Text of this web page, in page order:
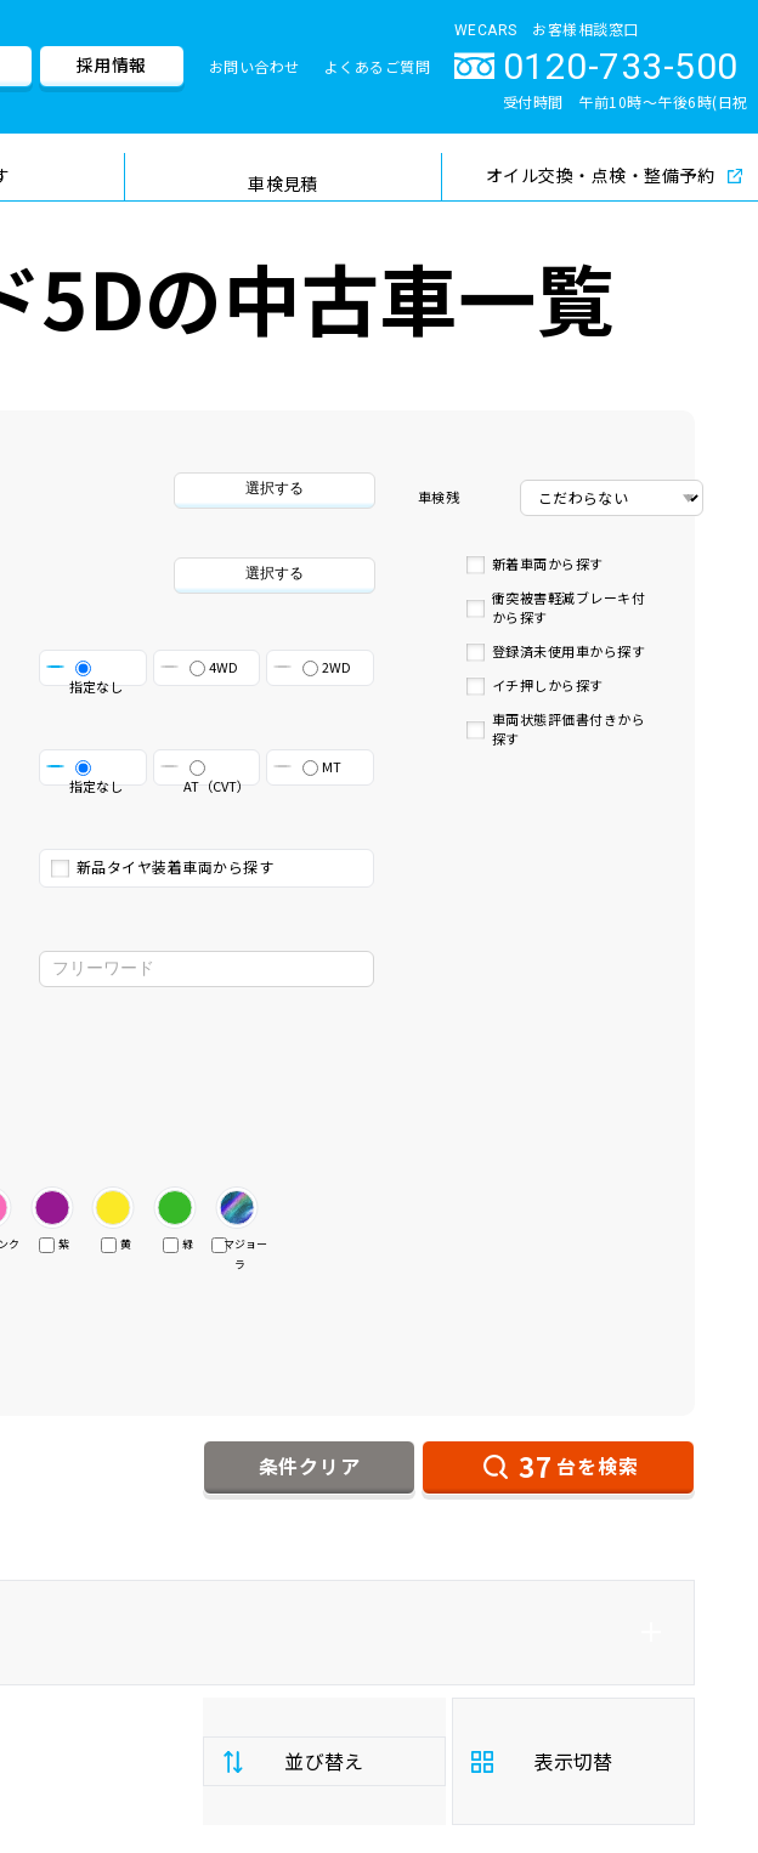
検索
採用情報 お問い合わせ よくあるご質問
WECARS お客様相談窓口
0120-733-500
受付時間 午前10時〜午後6時(日祝
車検見積
品質管理とサポート体制
オイル交換・点検・整備予約
5Dの中古車一覧
選択する
選択する
指定なし
4WD 2WD
指定なし AT（CVT）
MT
新品タイヤ装着車両から探す
車検残
新着車両から探す
衝突被害軽減ブレーキ付
から探す
登録済未使用車から探す
イチ押しから探す
車両状態評価書付きから
探す
ク 紫 黄 緑
マジョー
ラ
条件クリア 37 台を検索
並び替え 表示切替